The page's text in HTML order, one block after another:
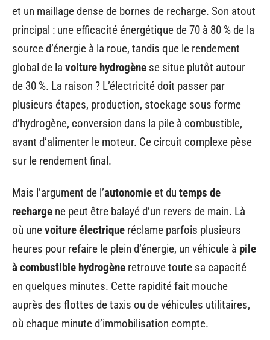
et un maillage dense de bornes de recharge. Son atout
principal : une efficacité énergétique de 70 à 80 % de la
source d’énergie à la roue, tandis que le rendement
global de la voiture hydrogène se situe plutôt autour
de 30 %. La raison ? L’électricité doit passer par
plusieurs étapes, production, stockage sous forme
d’hydrogène, conversion dans la pile à combustible,
avant d’alimenter le moteur. Ce circuit complexe pèse
sur le rendement final.
Mais l’argument de l’autonomie et du temps de
recharge ne peut être balayé d’un revers de main. Là
où unevoiture électrique réclame parfois plusieurs
heures pour refaire le plein d’énergie, un véhicule à pile
à combustible hydrogène retrouve toute sa capacité
en quelques minutes. Cette rapidité fait mouche
auprès des flottes de taxis ou de véhicules utilitaires,
où chaque minute d’immobilisation compte.